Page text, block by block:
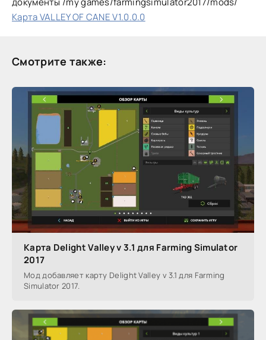
Карта VALLEY OF CANE V1.0.0.0
Смотрите также:
Карта Delight Valley v 3.1 для Farming Simulator
2017
Мод добавляет карту Delight Valley v 3.1 для Farming
Simulator 2017.